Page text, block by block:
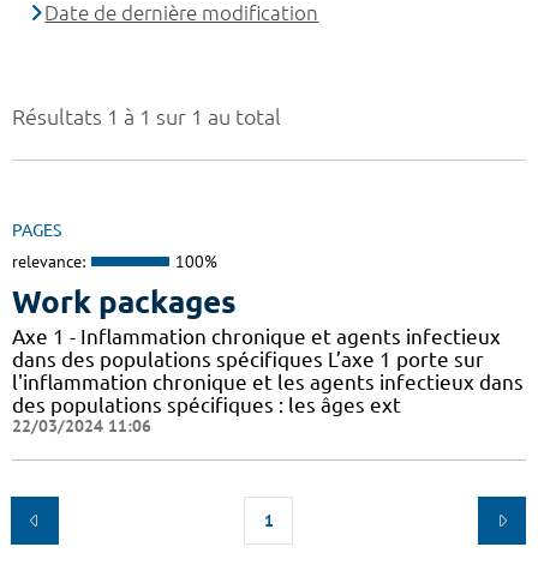
Résultats 1 à 1 sur 1 au total
PAGES
relevance: 100%
Work packages
Axe 1 - Inflammation chronique et agents infectieux
dans des populations spécifiques L’axe 1 porte sur
l'inflammation chronique et les agents infectieux dans
des populations spécifiques : les âges ext
22/03/2024 11:06
1
Date de dernière modification